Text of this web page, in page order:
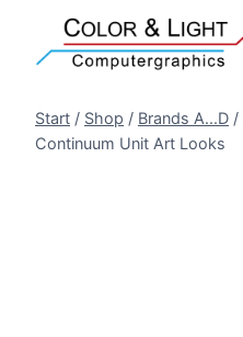
springen
Start / Shop / Brands A...D /
Continuum Unit Art Looks